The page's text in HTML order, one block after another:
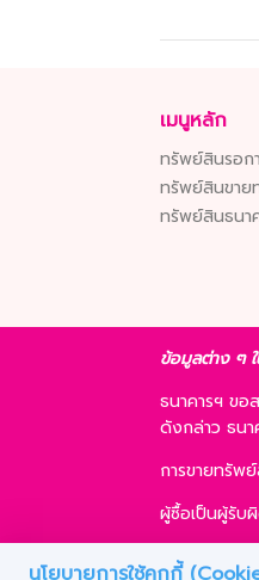
นโยบายการใช้คุกกี้
เมนูหลัก
ทรัพย์สินรอก
ทรัพย์สินขา
ทรัพย์สินธนา
ข้อมูลต่าง ๆ
ธนาคารฯ ขอ
ดังกล่าว ธนา
การขายทรัพ
ผู้ซื้อเป็นผู้รับ
ผู้ซื้อสามาร